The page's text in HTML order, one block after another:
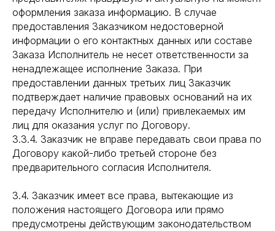
оформления заказа информацию. В случае
предоставления Заказчиком недостоверной
информации о его контактных данных или составе
Заказа Исполнитель не несет ответственности за
ненадлежащее исполнение Заказа. При
предоставлении данных третьих лиц Заказчик
подтверждает наличие правовых оснований на их
передачу Исполнителю и (или) привлекаемых им
лиц для оказания услуг по Договору.
3.3.4. Заказчик не вправе передавать свои права по
Договору какой-либо третьей стороне без
предварительного согласия Исполнителя.
3.4. Заказчик имеет все права, вытекающие из
положения настоящего Договора или прямо
предусмотрены действующим законодательством